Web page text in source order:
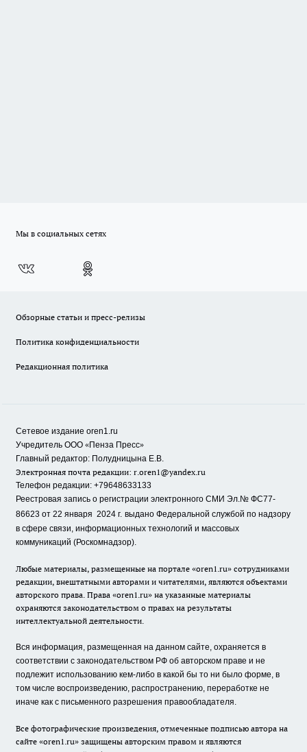
Мы в социальных сетях
Обзорные статьи и пресс-релизы
Политика конфиденциальности
Редакционная политика
Сетевое издание oren1.ru
Учредитель ООО «Пенза Пресс»
Главный редактор: Полудницына Е.В.
Электронная почта редакции: r.oren1@yandex.ru
Телефон редакции: +79648633133
Реестровая запись о регистрации электронного СМИ Эл.№ ФС77-
86623 от 22 января 2024 г. выдано Федеральной службой по надзору
в сфере связи, информационных технологий и массовых
коммуникаций (Роскомнадзор).
Любые материалы, размещенные на портале «oren1.ru» сотрудниками
редакции, внештатными авторами и читателями, являются объектами
авторского права. Права «oren1.ru» на указанные материалы
охраняются законодательством о правах на результаты
интеллектуальной деятельности.
Вся информация, размещенная на данном сайте, охраняется в
соответствии с законодательством РФ об авторском праве и не
подлежит использованию кем-либо в какой бы то ни было форме, в
том числе воспроизведению, распространению, переработке не
иначе как с письменного разрешения правообладателя.
Все фотографические произведения, отмеченные подписью автора на
сайте «oren1.ru» защищены авторским правом и являются